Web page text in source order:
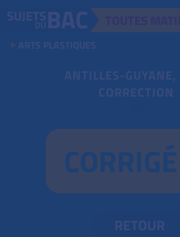
ARTS PLASTIQUES
ANTILLES-GUYANE,
CORRECTION
CORRIGÉ
RETOUR